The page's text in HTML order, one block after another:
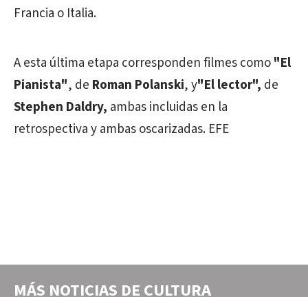
Francia o Italia.
A esta última etapa corresponden filmes como"El
Pianista", de Roman Polanski, y"El lector", de
Stephen Daldry, ambas incluidas en la
retrospectiva y ambas oscarizadas. EFE
MÁS NOTICIAS DE CULTURA